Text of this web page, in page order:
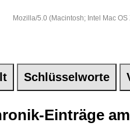
Mozilla/5.0 (Macintosh; Intel Mac
Schlüsselworte
Einträge